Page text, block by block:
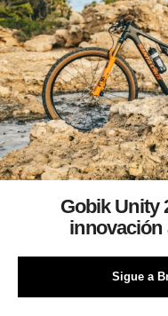
Gobik Unity
innovación
Sigue a